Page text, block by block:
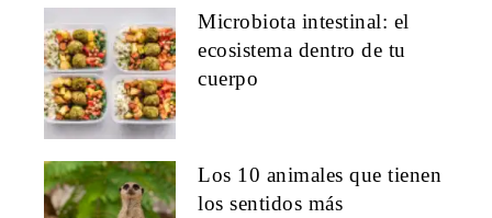
Microbiota intestinal: el
ecosistema dentro de tu
cuerpo
Los 10 animales que tienen
los sentidos más